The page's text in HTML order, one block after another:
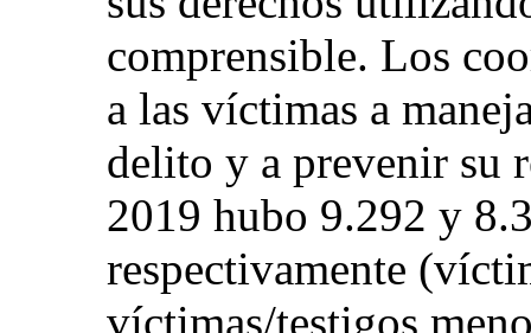
comprensible. Los
a las víctimas a
delito y a prevenir su
2019 hubo 9.292 y
respectivamente
víctimas/testigos